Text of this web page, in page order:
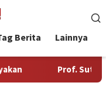
Berita Lainnya
Prof. Sutan Nasomal